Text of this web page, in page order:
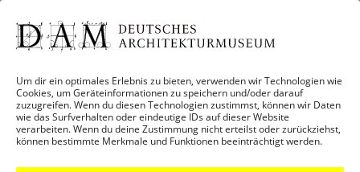
Um dir ein optimales Erlebnis zu bieten, verwenden wir Technologien wie
Cookies, um Geräteinformationen zu speichern und/oder darauf
zuzugreifen. Wenn du diesen Technologien zustimmst, können wir Daten
wie das Surfverhalten oder eindeutige IDs auf dieser Website
verarbeiten. Wenn du deine Zustimmung nicht erteilst oder zurückziehst,
können bestimmte Merkmale und Funktionen beeinträchtigt werden.
Guidances and Tours
Contact person